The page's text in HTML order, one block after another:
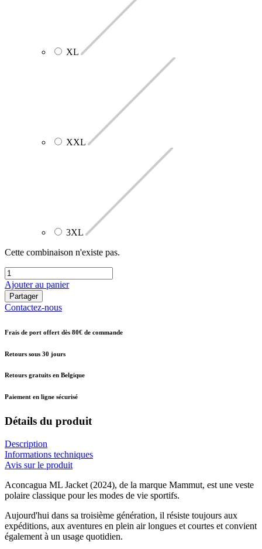
XL
XXL
3XL
Cette combinaison n'existe pas.
Ajouter au panier
Partager
Contactez-nous
Frais de port offert dès 80€ de commande
Retours sous 30 jours
Retours gratuits en Belgique
Paiement en ligne sécurisé
Détails du produit
Description
Informations techniques
Avis sur le produit
Aconcagua ML Jacket (2024), de la marque Mammut, est une veste
polaire classique pour les modes de vie sportifs.
Aujourd'hui dans sa troisième génération, il résiste toujours aux
expéditions, aux aventures en plein air longues et courtes et convient
également à un usage quotidien.